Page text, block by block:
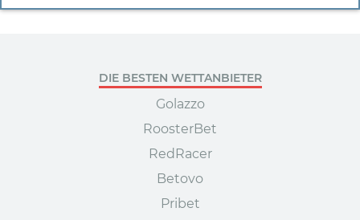
DIE BESTEN WETTANBIETER
Golazzo
RoosterBet
RedRacer
Betovo
Pribet